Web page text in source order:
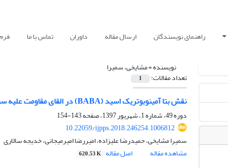
راهنمای نویسندگان ارسال مقاله داوران تماس با ما
نویسنده =مشایخی، سمیرا
تعداد مقالات: 1
نقش بتا آمینوبوتریک اسید (BABA) در القای مقاومت علیه سفیدک داخلی خیار و فعالیت آنزیم‌های وابسته به دفاع
دوره 49، شماره 1، شهریور 1397، صفحه
143-154
10.22059/ijpps.2018.246254.1006812
سمیرا مشایخی، حمیدرضا علیزاده، امیررضا امیرمیجانی، خدیجه سالاری
مشاهده مقاله
اصل مقاله 620.53 K